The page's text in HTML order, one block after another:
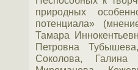
природных
потенциала»
Тамара
Петровна
Соколова, Галина